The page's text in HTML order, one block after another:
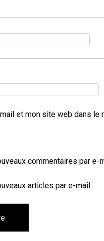
et mon site web dans le
commentaires par e-
articles par e-mail.